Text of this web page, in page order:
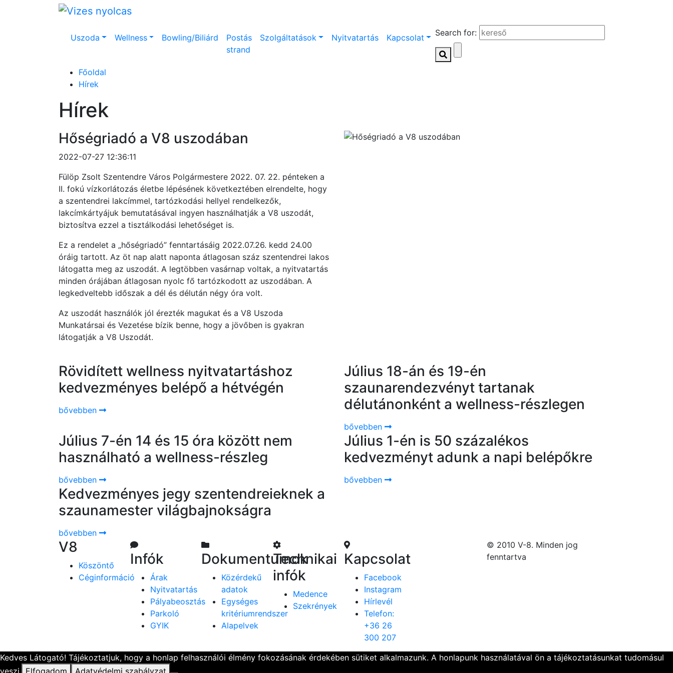
Uszoda Wellness Bowling/Biliárd
Postás
strand
Szolgáltatások Nyitvatartás Kapcsolat Search for:
Főoldal
Hírek
Hírek
Hőségriadó a V8 uszodában
2022-07-27 12:36:11
Fülöp Zsolt Szentendre Város Polgármestere 2022. 07. 22. pénteken a
II. fokú vízkorlátozás életbe lépésének következtében elrendelte, hogy
a szentendrei lakcímmel, tartózkodási hellyel rendelkezők,
lakcímkártyájuk bemutatásával ingyen használhatják a V8 uszodát,
biztosítva ezzel a tisztálkodási lehetőséget is.
Ez a rendelet a „hőségriadó” fenntartásáig 2022.07.26. kedd 24.00
óráig tartott. Az öt nap alatt naponta átlagosan száz szentendrei lakos
látogatta meg az uszodát. A legtöbben vasárnap voltak, a nyitvatartás
minden órájában átlagosan nyolc fő tartózkodott az uszodában. A
legkedveltebb időszak a dél és délután négy óra volt.
Az uszodát használók jól érezték magukat és a V8 Uszoda
Munkatársai és Vezetése bízik benne, hogy a jövőben is gyakran
látogatják a V8 Uszodát.
Rövidített wellness nyitvatartáshoz
kedvezményes belépő a hétvégén
bővebben
Július 18-án és 19-én
szaunarendezvényt tartanak
délutánonként a wellness-részlegen
bővebben
Július 7-én 14 és 15 óra között nem
használható a wellness-részleg
bővebben
Július 1-én is 50 százalékos
kedvezményt adunk a napi belépőkre
bővebben
Kedvezményes jegy szentendreieknek a
szaunamester világbajnokságra
bővebben
V8
Köszöntő
Céginformáció
Infók
Árak
Nyitvatartás
Pályabeosztás
Parkoló
GYIK
Dokumentumok
Közérdekű
adatok
Egységes
kritériumrendszer
Alapelvek
Technikai
infók
Medence
Szekrények
Kapcsolat
Facebook
Instagram
Hírlevél
Telefon:
+36 26
300 207
© 2010 V-8. Minden jog
fenntartva
Kedves Látogató! Tájékoztatjuk, hogy a honlap felhasználói élmény fokozásának érdekében sütiket alkalmazunk. A honlapunk használatával ön a tájékoztatásunkat tudomásul
veszi.
Elfogadom Adatvédelmi szabályzat